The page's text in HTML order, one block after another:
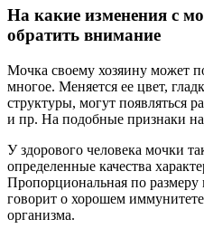
На какие изменения с
обратить внимание
Мочка своему хозяину может
многое. Меняется ее цвет,
структуры, могут появляться
и пр. На подобные признаки
У здорового человека мочки
определенные качества
Пропорциональная по размеру
говорит о хорошем
организма.